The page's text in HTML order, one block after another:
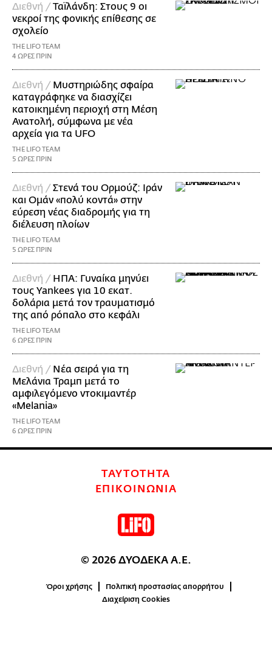
Διεθνή /Ταϊλάνδη: Στους 9 οι
νεκροί της φονικής επίθεσης σε
σχολείο
THE LIFO TEAM
4 ΩΡΕΣ ΠΡΙΝ
Διεθνή / Μυστηριώδης σφαίρα
καταγράφηκε να διασχίζει
κατοικημένη περιοχή στη Μέση
Ανατολή, σύμφωνα με νέα
αρχεία για τα UFO
THE LIFO TEAM
5 ΩΡΕΣ ΠΡΙΝ
Διεθνή /Στενά του Ορμούζ: Ιράν
και Ομάν «πολύ κοντά» στην
εύρεση νέας διαδρομής για τη
διέλευση πλοίων
THE LIFO TEAM
5 ΩΡΕΣ ΠΡΙΝ
Διεθνή / ΗΠΑ: Γυναίκα μηνύει
τους Yankees για 10 εκατ.
δολάρια μετά τον τραυματισμό
της από ρόπαλο στο κεφάλι
THE LIFO TEAM
6 ΩΡΕΣ ΠΡΙΝ
Διεθνή / Νέα σειρά για τη
Μελάνια Τραμπ μετά το
αμφιλεγόμενο ντοκιμαντέρ
«Melania»
THE LIFO TEAM
6 ΩΡΕΣ ΠΡΙΝ
ΤΑΥΤΟΤΗΤΑ
ΕΠΙΚΟΙΝΩΝΙΑ
© 2026 ΔΥΟΔΕΚΑ Α.Ε.
Όροι χρήσης
Πολιτική προστασίας απορρήτου
Διαχείριση Cookies